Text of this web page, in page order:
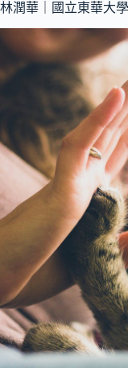
林潤華｜國立東華大